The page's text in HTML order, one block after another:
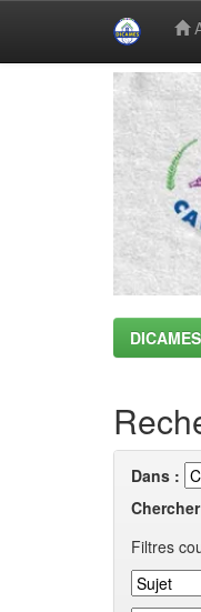
Dans :
Chercher
Filtres